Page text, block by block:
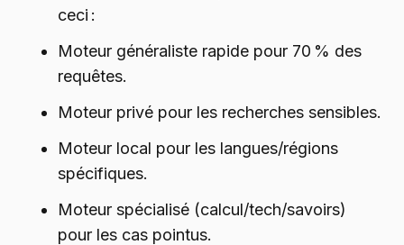
ceci :
Moteur généraliste rapide pour 70 % des
requêtes.
Moteur privé pour les recherches sensibles.
Moteur local pour les langues/régions
spécifiques.
Moteur spécialisé (calcul/tech/savoirs)
pour les cas pointus.